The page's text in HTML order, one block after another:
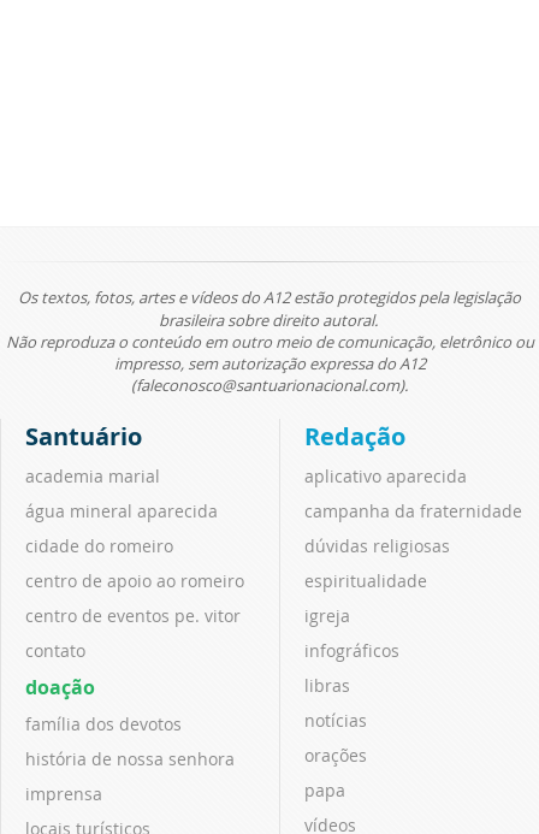
Os textos, fotos, artes e vídeos do A12 estão protegidos pela legislação
brasileira sobre direito autoral.
Não reproduza o conteúdo em outro meio de comunicação, eletrônico ou
impresso, sem autorização expressa do A12
(faleconosco@santuarionacional.com).
Santuário
academia marial
água mineral aparecida
cidade do romeiro
centro de apoio ao romeiro
centro de eventos pe. vitor
contato
doação
família dos devotos
história de nossa senhora
imprensa
locais turísticos
Redação
aplicativo aparecida
campanha da fraternidade
dúvidas religiosas
espiritualidade
igreja
infográficos
libras
notícias
orações
papa
vídeos